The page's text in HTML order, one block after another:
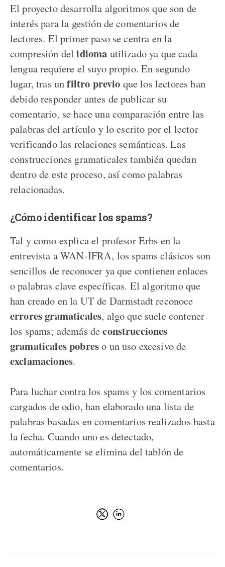
El proyecto desarrolla algoritmos que son de
interés para la gestión de comentarios de
lectores. El primer paso se centra en la
compresión delidioma utilizado ya que cada
lengua requiere el suyo propio. En segundo
lugar, tras unfiltro previo que los lectores han
debido responder antes de publicar su
comentario, se hace una comparación entre las
palabras del artículo y lo escrito por el lector
verificando las relaciones semánticas. Las
construcciones gramaticales también quedan
dentro de este proceso, así como palabras
relacionadas.
¿Cómo identificar los spams?
Tal y como explica el profesor Erbs en la
entrevista a WAN-IFRA, los spams clásicos son
sencillos de reconocer ya que contienen enlaces
o palabras clave específicas. El algoritmo que
han creado en la UT de Darmstadt reconoce
errores gramaticales, algo que suele contener
los spams; además deconstrucciones
gramaticales pobreso un uso excesivo de
exclamaciones.
Para luchar contra los spams y los comentarios
cargados de odio, han elaborado una lista de
palabras basadas en comentarios realizados hasta
la fecha. Cuando uno es detectado,
automáticamente se elimina del tablón de
comentarios.